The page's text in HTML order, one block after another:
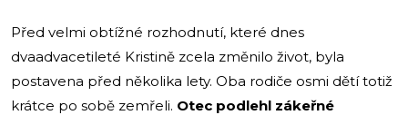
Před velmi obtížné rozhodnutí, které dnes
dvaadvacetileté Kristině zcela změnilo život, byla
postavena před několika lety. Oba rodiče osmi dětí totiž
krátce po sobě zemřeli. Otec podlehl zákeřné